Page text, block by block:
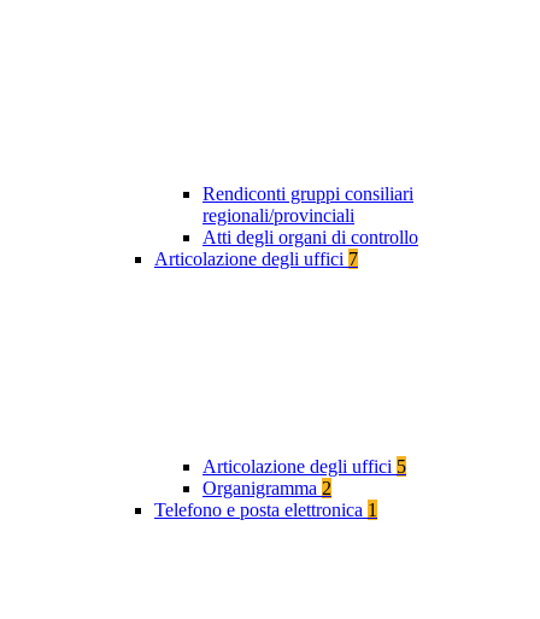
Rendiconti gruppi consiliari
regionali/provinciali
Atti degli organi di controllo
Articolazione degli uffici 7
Articolazione degli uffici 5
Organigramma 2
Telefono e posta elettronica 1